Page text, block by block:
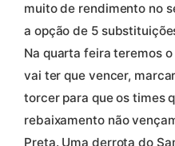
muito de rendimento no
a opção de 5
Na quarta feira teremos
vai ter que vencer,
torcer para que os times
rebaixamento não
Preta. Uma derrota do